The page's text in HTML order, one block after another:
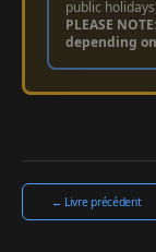
public
PLEASE
depending
← Livre précédent